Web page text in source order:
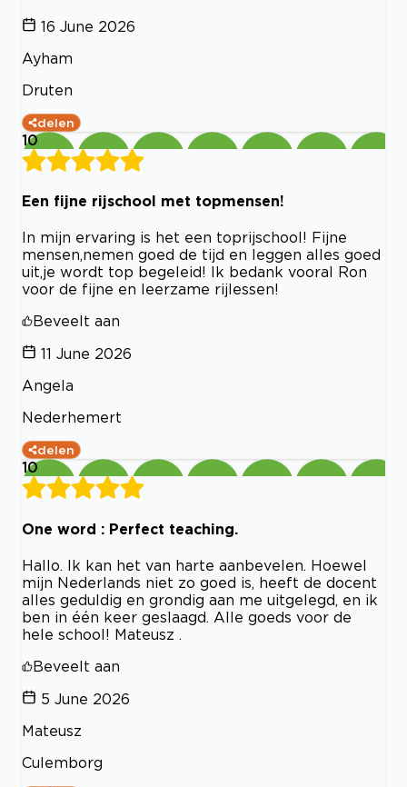
16 June 2026
Ayham
Druten
delen
10
Een fijne rijschool met topmensen!
In mijn ervaring is het een toprijschool! Fijne
mensen,nemen goed de tijd en leggen alles goed
uit,je wordt top begeleid! Ik bedank vooral Ron
voor de fijne en leerzame rijlessen!
Beveelt aan
11 June 2026
Angela
Nederhemert
delen
10
One word : Perfect teaching.
Hallo. Ik kan het van harte aanbevelen. Hoewel
mijn Nederlands niet zo goed is, heeft de docent
alles geduldig en grondig aan me uitgelegd, en ik
ben in één keer geslaagd. Alle goeds voor de
hele school! Mateusz .
Beveelt aan
5 June 2026
Mateusz
Culemborg